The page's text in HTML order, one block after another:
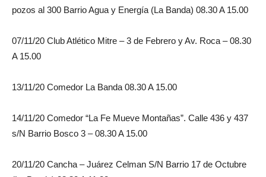
pozos al 300 Barrio Agua y Energía (La Banda) 08.30 A 15.00
07/11/20 Club Atlético Mitre – 3 de Febrero y Av. Roca – 08.30
A 15.00
13/11/20 Comedor La Banda 08.30 A 15.00
14/11/20 Comedor “La Fe Mueve Montañas”. Calle 436 y 437
s/N Barrio Bosco 3 – 08.30 A 15.00
20/11/20 Cancha – Juárez Celman S/N Barrio 17 de Octubre